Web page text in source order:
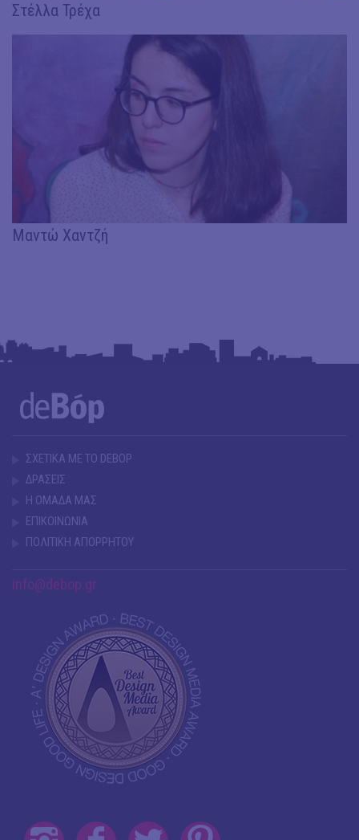
Στέλλα Τρέχα
Μαντώ Χαντζή
ΣΧΕΤΙΚΑ ΜΕ ΤΟ DEBOP
ΔΡΑΣΕΙΣ
Η ΟΜΑΔΑ ΜΑΣ
ΕΠΙΚΟΙΝΩΝΙΑ
ΠΟΛΙΤΙΚΗ ΑΠΟΡΡΗΤΟΥ
info@debop.gr